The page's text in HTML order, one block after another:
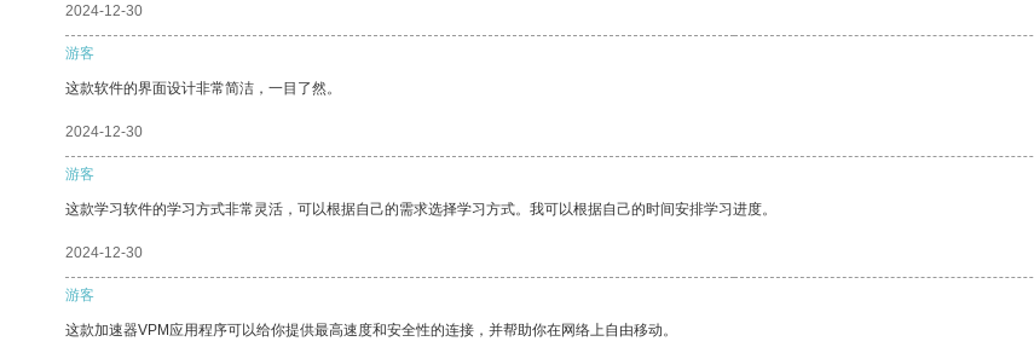
2024-12-30
游客
这款软件的界面设计非常简洁，一目了然。
2024-12-30
游客
这款学习软件的学习方式非常灵活，可以根据自己的需求选择学习方式。我可以根据自己的时间安排学习进度。
2024-12-30
游客
这款加速器VPM应用程序可以给你提供最高速度和安全性的连接，并帮助你在网络上自由移动。